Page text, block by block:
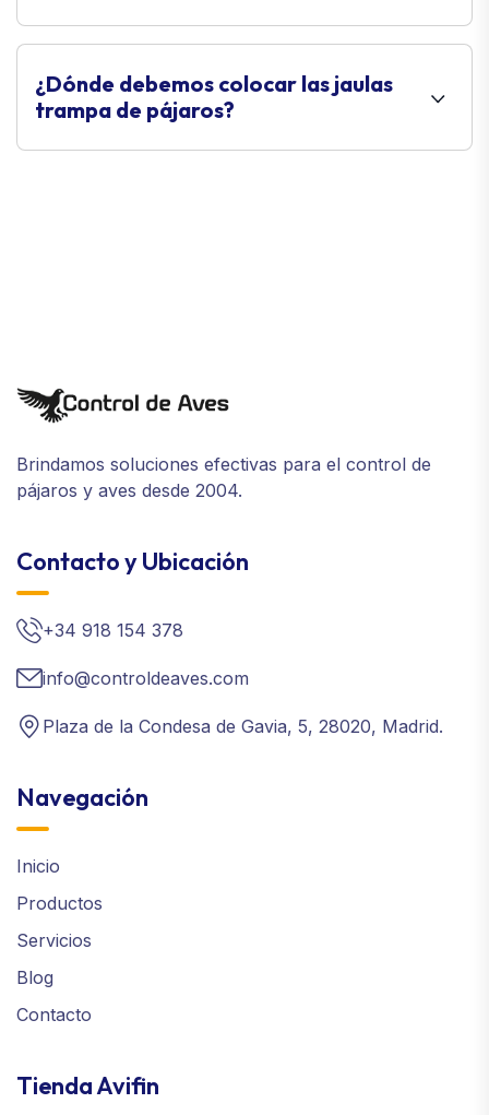
¿Dónde debemos colocar las jaulas
trampa de pájaros?
Brindamos soluciones efectivas para el control de
pájaros y aves desde 2004.
Contacto y Ubicación
+34 918 154 378
info@controldeaves.com
Plaza de la Condesa de Gavia, 5, 28020, Madrid.
Navegación
Inicio
Productos
Servicios
Blog
Contacto
Tienda Avifin